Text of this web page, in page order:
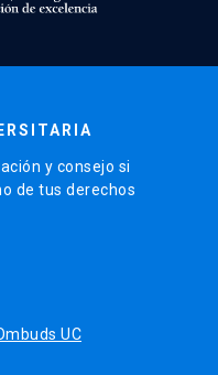
y consejo si
de tus derechos
UC